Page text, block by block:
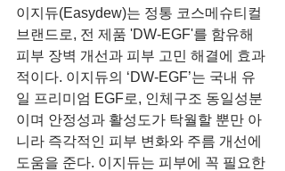
이지듀(Easydew)는 정통 코스메슈티컬
브랜드로, 전 제품 'DW-EGF'를 함유해
피부 장벽 개선과 피부 고민 해결에 효과
적이다. 이지듀의 ‘DW-EGF’는 국내 유
일 프리미엄 EGF로, 인체구조 동일성분
이며 안정성과 활성도가 탁월할 뿐만 아
니라 즉각적인 피부 변화와 주름 개선에
도움을 준다. 이지듀는 피부에 꼭 필요한